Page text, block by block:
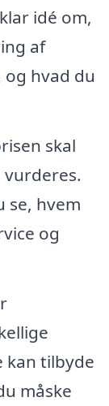
idé om,
af
hvad du
skal
se, hvem
og
kan tilbyde
måske